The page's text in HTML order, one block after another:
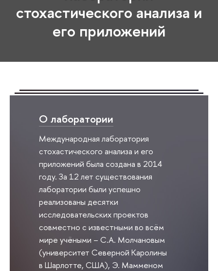
стохастического анализа и
его приложений
О лаборатории
Международная лаборатория
стохастического анализа и его
приложений была создана в 2014
году. За 12 лет существования
лаборатории были успешно
реализованы десятки
исследовательских проектов
совместно с известными во всём
мире учёными – С.А. Молчановым
(университет Северной Каролины
в Шарлотте, США), Э. Мамменом